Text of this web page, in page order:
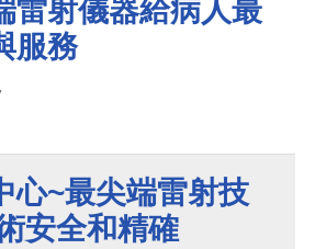
雷射儀器給病人最
服務
心~最尖端雷射技
安全和精確